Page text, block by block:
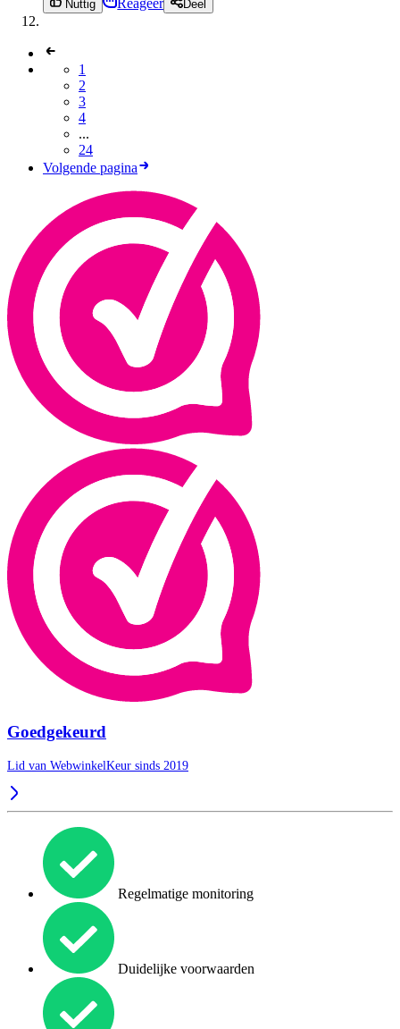
Nuttig Reageer Deel
1
2
3
4
...
24
Volgende pagina
Goedgekeurd
Lid van WebwinkelKeur sinds 2019
Regelmatige monitoring
Duidelijke voorwaarden